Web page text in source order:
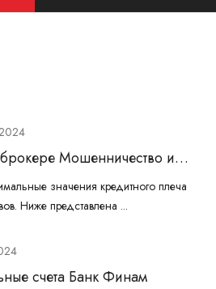
Мошенничество и
значения кредитного плеча
Ниже представлена ...
счета Банк Финам